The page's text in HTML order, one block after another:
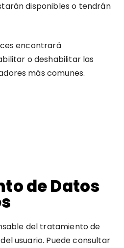
disponibles o tendrán
encontrará
o deshabilitar las
más comunes.
de Datos
del tratamiento de
usuario. Puede consultar